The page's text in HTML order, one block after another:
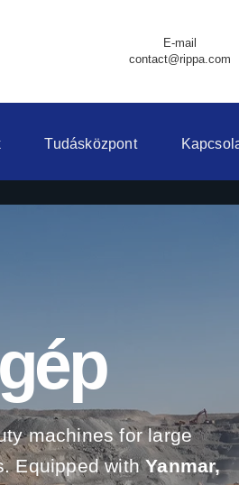
E-mail
contact@rippa.com
Tudásközpont
machines for large
Equipped withYanmar,